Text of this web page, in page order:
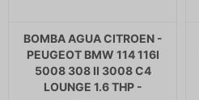
BOMBA AGUA CITROEN -
PEUGEOT BMW 114 116I
5008 308 II 3008 C4
LOUNGE 1.6 THP -